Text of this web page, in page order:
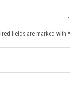
fields are marked with *